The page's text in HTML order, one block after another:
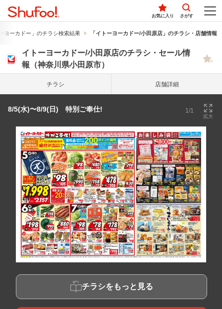
お気に入り さがす
ヨーカドー」のチラシ検索結果 「イトーヨーカドー/小田原店」のチラシ・店舗情報
イトーヨーカドー/小田原店のチラシ・セール情
報（神奈川県小田原市）
チラシ 店舗詳細
8/5(水)〜8/9(日) 特別ご奉仕! 1/1
拡大
チラシをもっと見る